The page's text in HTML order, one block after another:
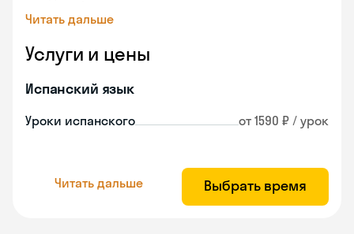
Читать дальше
Услуги и цены
Испанский язык
Уроки испанского от 1590 ₽ / урок
Читать дальше Выбрать время